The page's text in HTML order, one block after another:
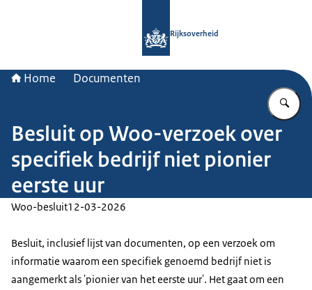
Rijksoverheid
Home Documenten
Besluit op Woo-verzoek over
specifiek bedrijf niet pionier
eerste uur
Woo-besluit12-03-2026
Besluit, inclusief lijst van documenten, op een verzoek om
informatie waarom een specifiek genoemd bedrijf niet is
aangemerkt als 'pionier van het eerste uur'. Het gaat om een